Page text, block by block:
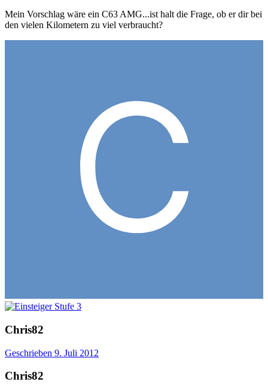
Mein Vorschlag wäre ein C63 AMG...ist halt die Frage, ob er dir bei
den vielen Kilometern zu viel verbraucht?
Chris82
Geschrieben 9. Juli 2012
Chris82